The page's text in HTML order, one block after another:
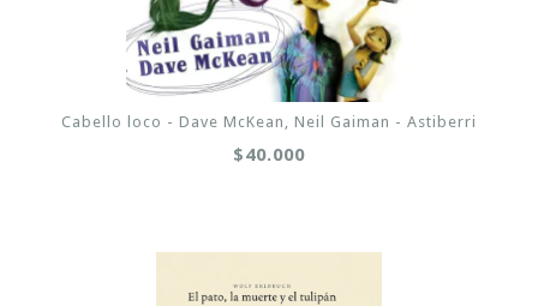
Cabello loco - Dave McKean, Neil Gaiman - Astiberri
$40.000